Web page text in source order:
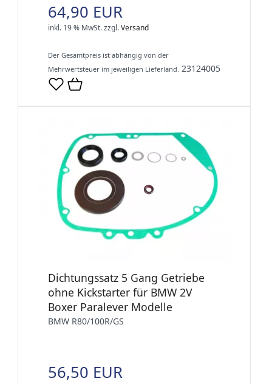
64,90 EUR
inkl. 19 % MwSt.zzgl.Versand
Der Gesamtpreis ist abhängig von der
Mehrwertsteuer im jeweiligen Lieferland. 23124005
Dichtungssatz 5 Gang Getriebe
ohne Kickstarter für BMW 2V
Boxer Paralever Modelle
BMW R80/100R/GS
56,50 EUR